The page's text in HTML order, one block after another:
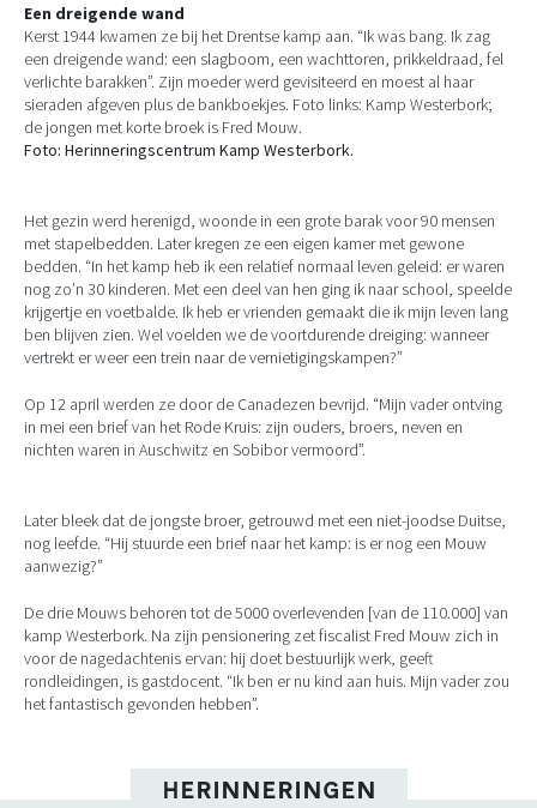
Een dreigende wand
Kerst 1944 kwamen ze bij het Drentse kamp aan. “Ik was bang. Ik zag
een dreigende wand: een slagboom, een wachttoren, prikkeldraad, fel
verlichte barakken”. Zijn moeder werd gevisiteerd en moest al haar
sieraden afgeven plus de bankboekjes. Foto links: Kamp Westerbork;
de jongen met korte broek is Fred Mouw.
Foto: Herinneringscentrum Kamp Westerbork.
Het gezin werd herenigd, woonde in een grote barak voor 90 mensen
met stapelbedden. Later kregen ze een eigen kamer met gewone
bedden. “In het kamp heb ik een relatief normaal leven geleid: er waren
nog zo’n 30 kinderen. Met een deel van hen ging ik naar school, speelde
krijgertje en voetbalde. Ik heb er vrienden gemaakt die ik mijn leven lang
ben blijven zien. Wel voelden we de voortdurende dreiging: wanneer
vertrekt er weer een trein naar de vernietigingskampen?”
Op 12 april werden ze door de Canadezen bevrijd. “Mijn vader ontving
in mei een brief van het Rode Kruis: zijn ouders, broers, neven en
nichten waren in Auschwitz en Sobibor vermoord”.
Later bleek dat de jongste broer, getrouwd met een niet-joodse Duitse,
nog leefde. “Hij stuurde een brief naar het kamp: is er nog een Mouw
aanwezig?”
De drie Mouws behoren tot de 5000 overlevenden [van de 110.000] van
kamp Westerbork. Na zijn pensionering zet fiscalist Fred Mouw zich in
voor de nagedachtenis ervan: hij doet bestuurlijk werk, geeft
rondleidingen, is gastdocent. “Ik ben er nu kind aan huis. Mijn vader zou
het fantastisch gevonden hebben”.
HERINNERINGEN